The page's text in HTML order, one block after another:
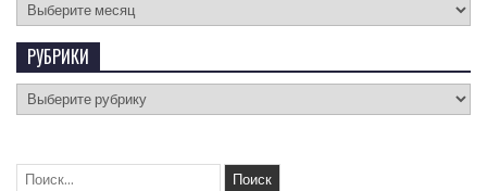
РУБРИКИ